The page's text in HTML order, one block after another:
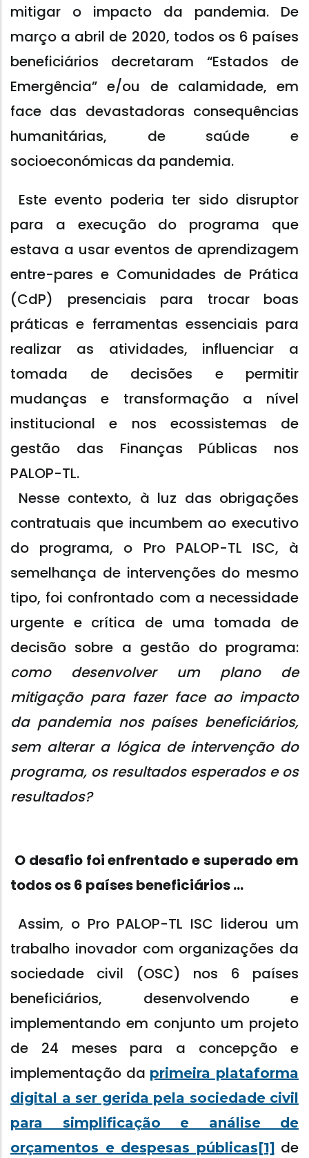
mitigar o impacto da pandemia. De
março a abril de 2020, todos os 6 países
beneficiários decretaram “Estados de
Emergência” e/ou de calamidade, em
face das devastadoras consequências
humanitárias, de saúde e
socioeconómicas da pandemia.
Este evento poderia ter sido disruptor
para a execução do programa que
estava a usar eventos de aprendizagem
entre-pares e Comunidades de Prática
(CdP) presenciais para trocar boas
práticas e ferramentas essenciais para
realizar as atividades, influenciar a
tomada de decisões e permitir
mudanças e transformação a nível
institucional e nos ecossistemas de
gestão das Finanças Públicas nos
PALOP-TL.
Nesse contexto, à luz das obrigações
contratuais que incumbem ao executivo
do programa, o Pro PALOP-TL ISC, à
semelhança de intervenções do mesmo
tipo, foi confrontado com a necessidade
urgente e crítica de uma tomada de
decisão sobre a gestão do programa:
como desenvolver um plano de
mitigação para fazer face ao impacto
da pandemia nos países beneficiários,
sem alterar a lógica de intervenção do
programa, os resultados esperados e os
resultados?
O desafio foi enfrentado e superado em
todos os 6 países beneficiários ...
Assim, o Pro PALOP-TL ISC liderou um
trabalho inovador com organizações da
sociedade civil (OSC) nos 6 países
beneficiários, desenvolvendo e
implementando em conjunto um projeto
de 24 meses para a concepção e
implementação da primeira plataforma
digital a ser gerida pela sociedade civil
para simplificação e análise de
orçamentos e despesas públicas[1] de